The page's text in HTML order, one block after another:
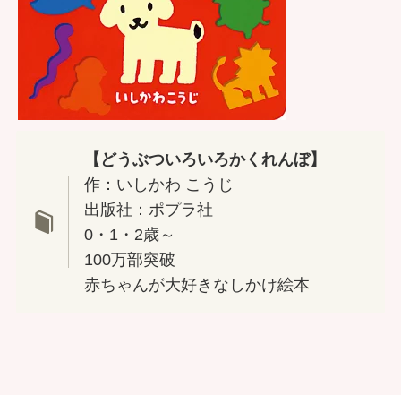
【どうぶついろいろかくれんぼ】
作：いしかわ こうじ
出版社：ポプラ社
0・1・2歳～
100万部突破
赤ちゃんが大好きなしかけ絵本